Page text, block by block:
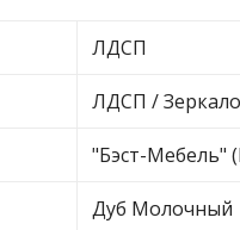
ЛДСП
ЛДСП / Зеркало
"Бэст-Мебель"
Дуб Молочный